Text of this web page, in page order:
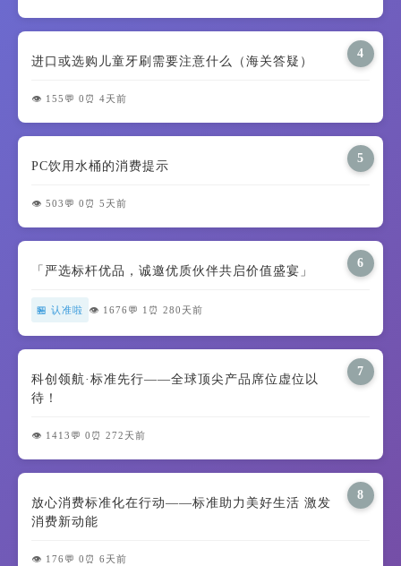
4
进口或选购儿童牙刷需要注意什么（海关答疑）
👁️ 155 💬 0 ⏰ 4天前
5
PC饮用水桶的消费提示
👁️ 503 💬 0 ⏰ 5天前
6
「严选标杆优品，诚邀优质伙伴共启价值盛宴」
🏪 认准啦 👁️ 1676 💬 1 ⏰ 280天前
7
科创领航·标准先行——全球顶尖产品席位虚位以
待！
👁️ 1413 💬 0 ⏰ 272天前
8
放心消费标准化在行动——标准助力美好生活 激发
消费新动能
👁️ 176 💬 0 ⏰ 6天前